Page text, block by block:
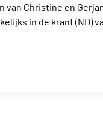
van Christine en
in de krant (ND)